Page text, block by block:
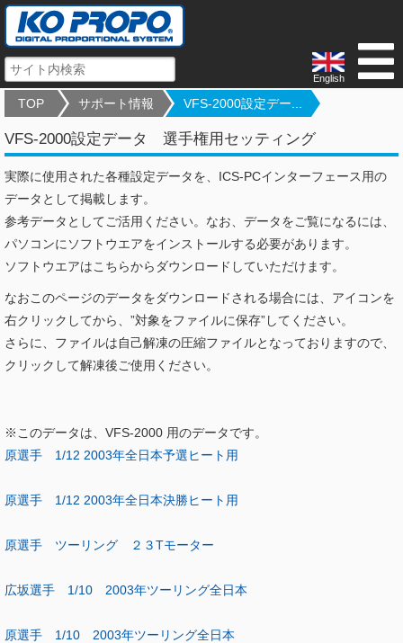
English
TOP サポート情報 VFS-2000設定デー...
VFS-2000設定データ 選手権用セッティング
実際に使用された各種設定データを、ICS-PCインターフェース用の
データとして掲載します。
参考データとしてご活用ください。なお、データをご覧になるには、
パソコンにソフトウエアをインストールする必要があります。
ソフトウエアはこちらからダウンロードしていただけます。
なおこのページのデータをダウンロードされる場合には、アイコンを
右クリックしてから、”対象をファイルに保存”してください。
さらに、ファイルは自己解凍の圧縮ファイルとなっておりますので、
クリックして解凍後ご使用ください。
※このデータは、VFS-2000 用のデータです。
原選手 1/12 2003年全日本予選ヒート用
原選手 1/12 2003年全日本決勝ヒート用
原選手 ツーリング ２３Tモーター
広坂選手 1/10 2003年ツーリング全日本
原選手 1/10 2003年ツーリング全日本